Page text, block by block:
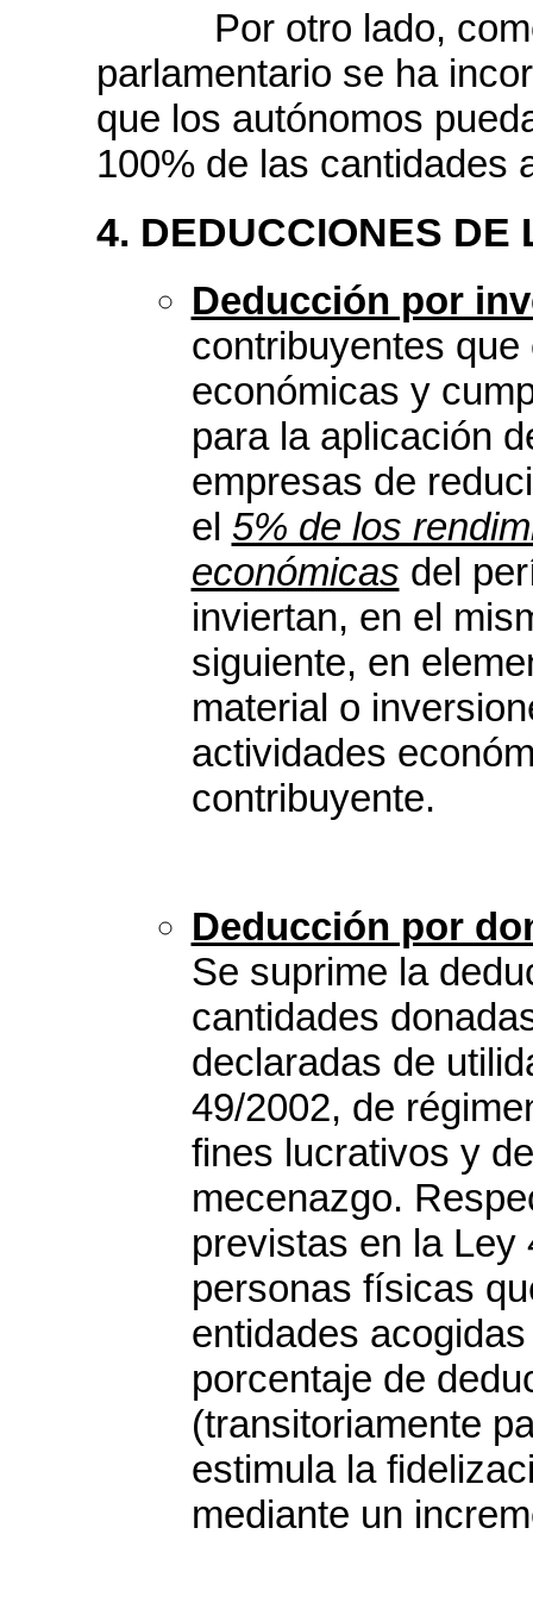
Por otro lado,
parlamentario se ha
que los autónomos
100% de las cantidades
4. DEDUCCIONES DE
Deducción por
contribuyentes
económicas y
para la aplicación
empresas de
el 5% de los
económicas del
inviertan, en el
siguiente, en
material o
actividades
contribuyente.
Deducción por
Se suprime la
cantidades
declaradas de
49/2002, de
fines lucrativos y
mecenazgo.
previstas en la Ley
personas físicas
entidades
porcentaje de
(transitoriamente
estimula la
mediante un